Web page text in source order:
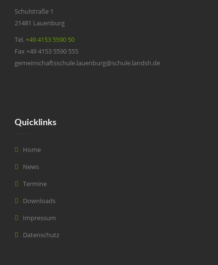
Schulstraße 1
21481 Lauenburg
Tel.+49 4153 5590 50
Fax +49 4153 5590 555
gemeinschaftsschule.lauenburg@schule.landsh.de
Quicklinks
Home
News
Termine
Downloads
Impressum
Datenschutz